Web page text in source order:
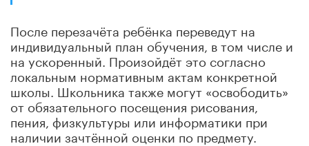
После перезачёта ребёнка переведут на
индивидуальный план обучения, в том числе и
на ускоренный. Произойдёт это согласно
локальным нормативным актам конкретной
школы. Школьника также могут «освободить»
от обязательного посещения рисования,
пения, физкультуры или информатики при
наличии зачтённой оценки по предмету.